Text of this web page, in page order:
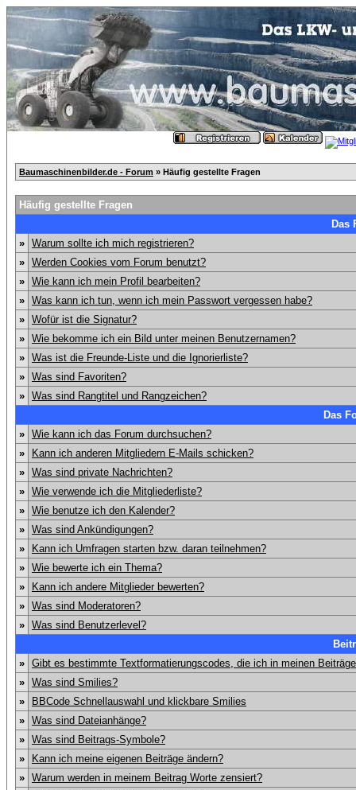
Baumaschinenbilder.de - Forum » Häufig gestellte Fragen
Häufig gestellte Fragen
Das
» Warum sollte ich mich registrieren?
» Werden Cookies vom Forum benutzt?
» Wie kann ich mein Profil bearbeiten?
» Was kann ich tun, wenn ich mein Passwort vergessen habe?
» Wofür ist die Signatur?
» Wie bekomme ich ein Bild unter meinen Benutzernamen?
» Was ist die Freunde-Liste und die Ignorierliste?
» Was sind Favoriten?
» Was sind Rangtitel und Rangzeichen?
Das
» Wie kann ich das Forum durchsuchen?
»
Kann ich anderen Mitgliedern E-Mails schicken?
» Was sind private Nachrichten?
» Wie verwende ich die Mitgliederliste?
» Wie benutze ich den Kalender?
» Was sind Ankündigungen?
»
Kann ich Umfragen starten bzw. daran teilnehmen?
» Wie bewerte ich ein Thema?
»
Kann ich andere Mitglieder bewerten?
» Was sind Moderatoren?
» Was sind Benutzerlevel?
» Gibt es bestimmte Textformatierungscodes, die ich in meinen
» Was sind Smilies?
»
BBCode Schnellauswahl und klickbare Smilies
» Was sind Dateianhänge?
» Was sind Beitrags-Symbole?
»
Kann ich meine eigenen Beiträge ändern?
» Warum werden in meinem Beitrag Worte zensiert?